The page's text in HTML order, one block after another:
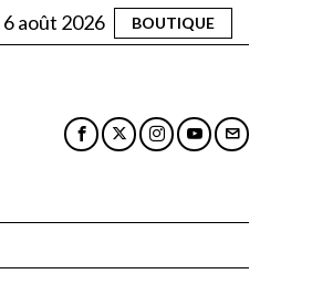
6 août 2026 BOUTIQUE